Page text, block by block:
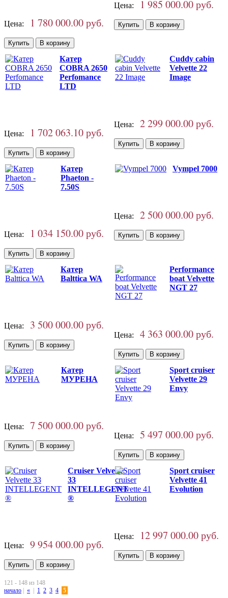
Цена: 1 780 000.00 руб.
Цена: 1 985 000.00 руб.
Катер
COBRA 2650
Perfomance
LTD
Цена: 1 702 063.10 руб.
Cuddy cabin
Velvette 22
Image
Цена: 2 299 000.00 руб.
Катер
Phaeton -
7.50S
Цена: 1 034 150.00 руб.
Vympel 7000
Цена: 2 500 000.00 руб.
Катер
Balttica WA
Цена: 3 500 000.00 руб.
Performance
boat Velvette
NGT 27
Цена: 4 363 000.00 руб.
Катер
МУРЕНА
Цена: 7 500 000.00 руб.
Sport cruiser
Velvette 29
Envy
Цена: 5 497 000.00 руб.
Cruiser Velvette
33
INTELLEGENT
®
Цена: 9 954 000.00 руб.
Sport cruiser
Velvette 41
Evolution
Цена: 12 997 000.00 руб.
121 - 148 из 148
начало | « | 1 2 3 4 5